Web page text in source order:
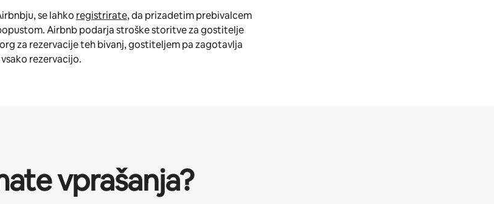
se lahko registrirate, da prizadetim prebivalcem
Airbnb podarja stroške storitve za gostitelje
za rezervacije teh bivanj, gostiteljem pa zagotavlja
rezervacijo.
vprašanja?